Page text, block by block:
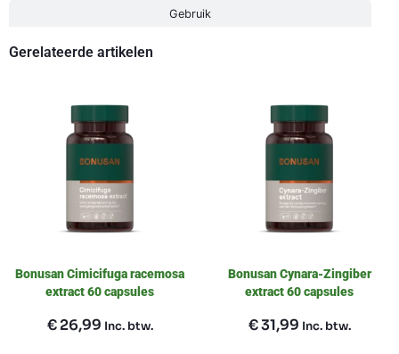
Gebruik
Gerelateerde artikelen
Bonusan Cimicifuga racemosa
extract 60 capsules
€26,99 Inc. btw.
Bonusan Cynara-Zingiber
extract 60 capsules
€31,99 Inc. btw.